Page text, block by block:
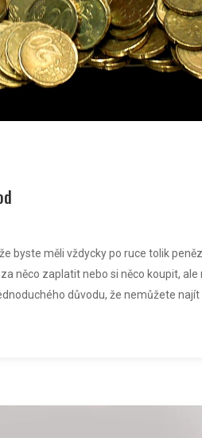
byste měli vždycky po ruce tolik
něco zaplatit nebo si něco koupit,
důvodu, že nemůžete najít